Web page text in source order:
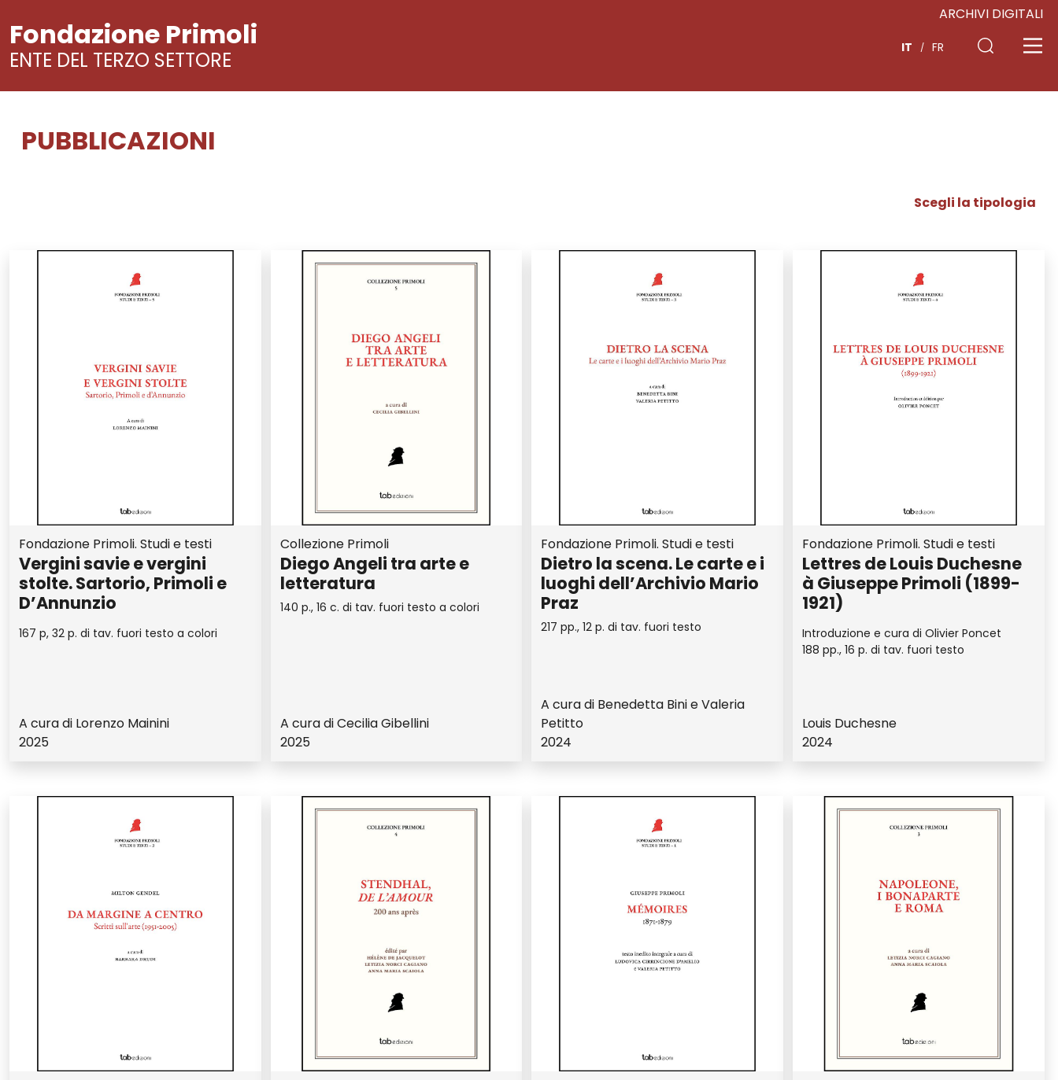
Fondazione Primoli
ENTE DEL TERZO SETTORE
ARCHIVI DIGITALI
IT FR
PUBBLICAZIONI
Fondazione Primoli. Studi e testi
Vergini savie e vergini
stolte. Sartorio, Primoli e
D’Annunzio
167 p, 32 p. di tav. fuori testo a colori
A cura di Lorenzo Mainini
2025
Collezione Primoli
Diego Angeli tra arte e
letteratura
140 p., 16 c. di tav. fuori testo a colori
A cura di Cecilia Gibellini
2025
Fondazione Primoli. Studi e testi
Dietro la scena. Le carte e i
luoghi dell’Archivio Mario
Praz
217 pp., 12 p. di tav. fuori testo
A cura di Benedetta Bini e Valeria
Petitto
2024
Fondazione Primoli. Studi e testi
Lettres de Louis Duchesne
à Giuseppe Primoli (1899-
1921)
Introduzione e cura di Olivier Poncet
188 pp., 16 p. di tav. fuori testo
Louis Duchesne
2024